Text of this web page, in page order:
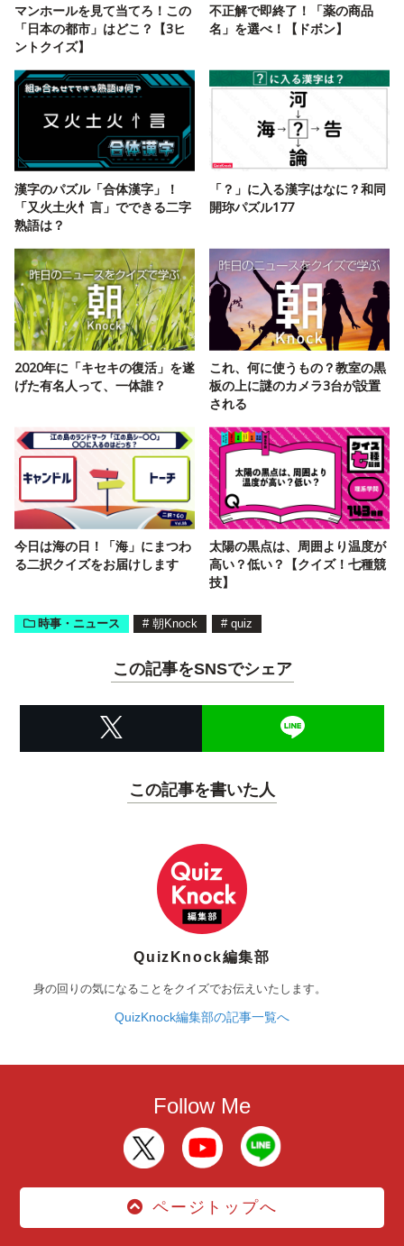
マンホールを見て当てろ！この
「日本の都市」はどこ？【3ヒ
ントクイズ】
不正解で即終了！「薬の商品
名」を選べ！【ドボン】
漢字のパズル「合体漢字」！
「又火土火忄言」でできる二字
熟語は？
「？」に入る漢字はなに？和同
開珎パズル177
2020年に「キセキの復活」を遂
げた有名人って、一体誰？
これ、何に使うもの？教室の黒
板の上に謎のカメラ3台が設置
される
今日は海の日！「海」にまつわ
る二択クイズをお届けします
太陽の黒点は、周囲より温度が
高い？低い？【クイズ！七種競
技】
時事・ニュース # 朝Knock # quiz
この記事をSNSでシェア
この記事を書いた人
QuizKnock編集部
身の回りの気になることをクイズでお伝えいたします。
QuizKnock編集部の記事一覧へ
Follow Me
ページトップへ